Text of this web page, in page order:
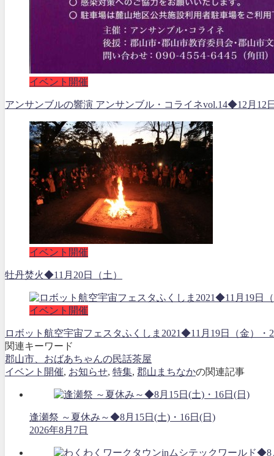
イベント開催
アンサンブルの響演 アンサンブル・コライネvol.14◆12月12
イベント開催
牡丹焚火◆11月20日（土）
イベント開催
ロボット航空宇宙フェスタふくしま2021◆11月19日（金
関連キーワード
郡山市、おばあちゃんの民話茶屋
イベント開催, お知らせ, 特集, 郡山まちなかの関連記事
逢瀬祭 ～夏休み～◆8月15日(土)・16日(日)
2026年8月7日